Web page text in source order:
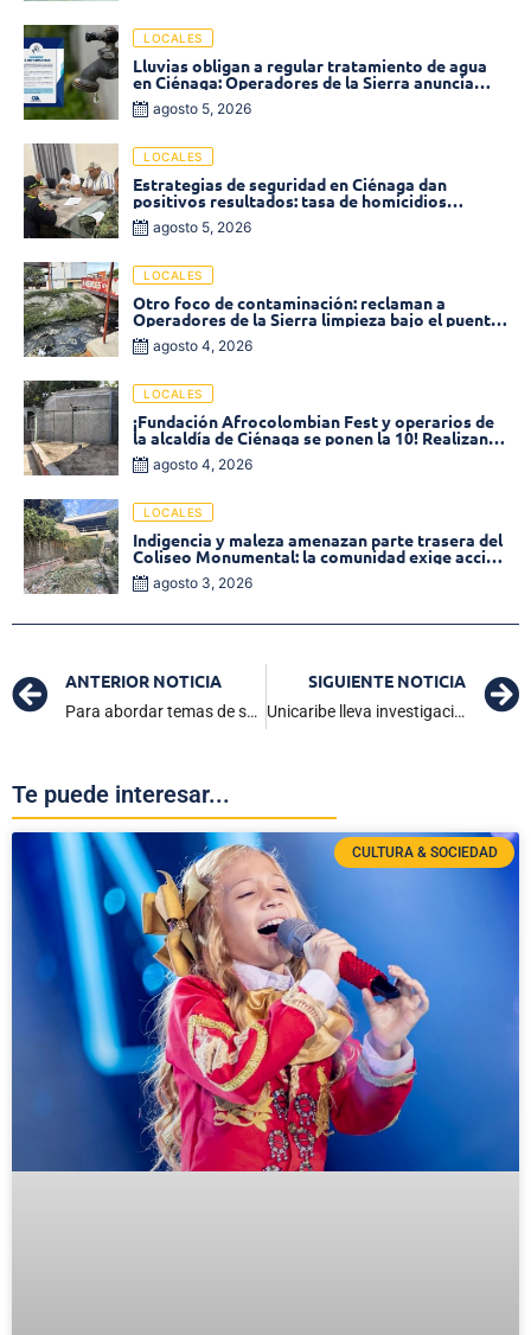
LOCALES
Lluvias obligan a regular tratamiento de agua
en Ciénaga: Operadores de la Sierra anuncia
baja presión en varios sectores
agosto 5, 2026
LOCALES
Estrategias de seguridad en Ciénaga dan
positivos resultados: tasa de homicidios
disminuyó un 58% en 2026
agosto 5, 2026
LOCALES
Otro foco de contaminación: reclaman a
Operadores de la Sierra limpieza bajo el puente
de la calle 19 con carrera 11
agosto 4, 2026
LOCALES
¡Fundación Afrocolombian Fest y operarios de
la alcaldía de Ciénaga se ponen la 10! Realizan
limpieza de la parte posterior del Coliseo
Monumental
agosto 4, 2026
LOCALES
Indigencia y maleza amenazan parte trasera del
Coliseo Monumental: la comunidad exige acción
inmediata!
agosto 3, 2026
ANTERIOR NOTICIA
Para abordar temas de seguridad: Concejo de Ciénaga realizó sesión privada con las autoridades
SIGUIENTE NOTICIA
Unicaribe lleva investigación y esperanza a la Sierra: educación para la convivencia en San Pedro
Te puede interesar...
CULTURA & SOCIEDAD